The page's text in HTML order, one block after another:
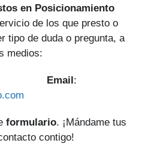
en Posicionamiento
de los que presto o
tipo de duda o pregunta, a
medios:
088 Email :
formulario. ¡Mándame tus
contigo!